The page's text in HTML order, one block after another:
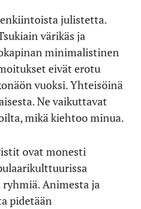
julistetta.
värikäs ja
minimalistinen
eivät erotu
vuoksi. Yhteisöinä
Ne vaikuttavat
mikä kiehtoo minua.
ovat monesti
Animesta ja
pidetään